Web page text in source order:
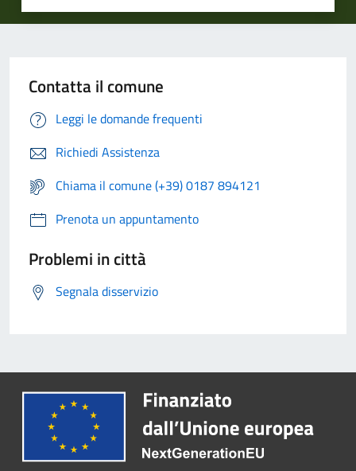
Contatta il comune
Leggi le domande frequenti
Richiedi Assistenza
Chiama il comune (+39) 0187 894121
Prenota un appuntamento
Problemi in città
Segnala disservizio